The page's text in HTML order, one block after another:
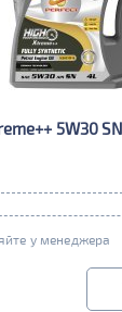
5W30
у менеджера